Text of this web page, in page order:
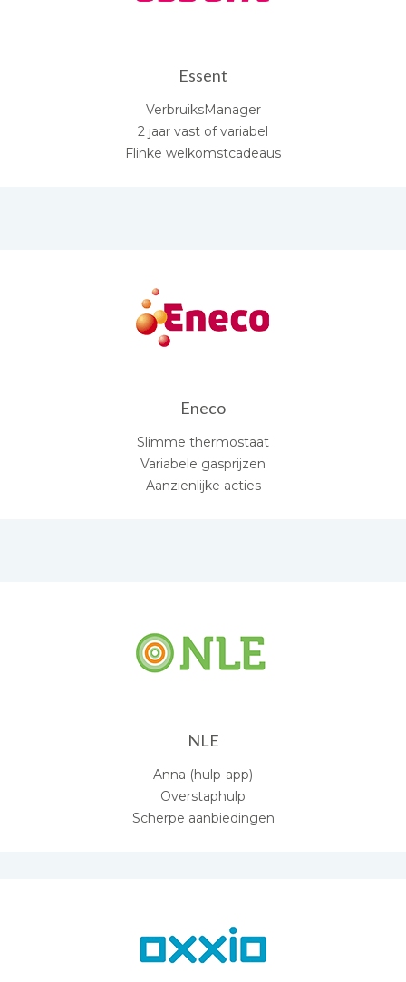
Essent
VerbruiksManager
2 jaar vast of variabel
Flinke welkomstcadeaus
Eneco
Slimme thermostaat
Variabele gasprijzen
Aanzienlijke acties
NLE
Anna (hulp-app)
Overstaphulp
Scherpe aanbiedingen